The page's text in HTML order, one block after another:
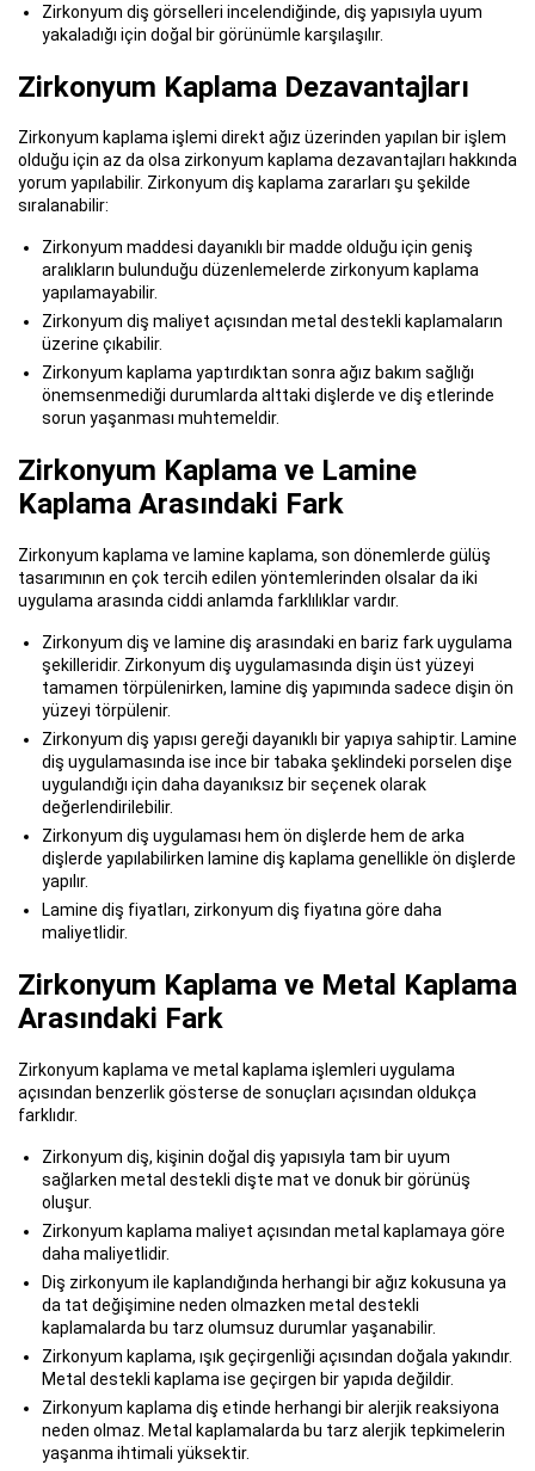
Zirkonyum diş görselleri incelendiğinde, diş yapısıyla uyum
yakaladığı için doğal bir görünümle karşılaşılır.
Zirkonyum Kaplama Dezavantajları
Zirkonyum kaplama işlemi direkt ağız üzerinden yapılan bir işlem
olduğu için az da olsa zirkonyum kaplama dezavantajları hakkında
yorum yapılabilir. Zirkonyum diş kaplama zararları şu şekilde
sıralanabilir:
Zirkonyum maddesi dayanıklı bir madde olduğu için geniş
aralıkların bulunduğu düzenlemelerde zirkonyum kaplama
yapılamayabilir.
Zirkonyum diş maliyet açısından metal destekli kaplamaların
üzerine çıkabilir.
Zirkonyum kaplama yaptırdıktan sonra ağız bakım sağlığı
önemsenmediği durumlarda alttaki dişlerde ve diş etlerinde
sorun yaşanması muhtemeldir.
Zirkonyum Kaplama ve Lamine
Kaplama Arasındaki Fark
Zirkonyum kaplama ve lamine kaplama, son dönemlerde gülüş
tasarımının en çok tercih edilen yöntemlerinden olsalar da iki
uygulama arasında ciddi anlamda farklılıklar vardır.
Zirkonyum diş ve lamine diş arasındaki en bariz fark uygulama
şekilleridir. Zirkonyum diş uygulamasında dişin üst yüzeyi
tamamen törpülenirken, lamine diş yapımında sadece dişin ön
yüzeyi törpülenir.
Zirkonyum diş yapısı gereği dayanıklı bir yapıya sahiptir. Lamine
diş uygulamasında ise ince bir tabaka şeklindeki porselen dişe
uygulandığı için daha dayanıksız bir seçenek olarak
değerlendirilebilir.
Zirkonyum diş uygulaması hem ön dişlerde hem de arka
dişlerde yapılabilirken lamine diş kaplama genellikle ön dişlerde
yapılır.
Lamine diş fiyatları, zirkonyum diş fiyatına göre daha
maliyetlidir.
Zirkonyum Kaplama ve Metal Kaplama
Arasındaki Fark
Zirkonyum kaplama ve metal kaplama işlemleri uygulama
açısından benzerlik gösterse de sonuçları açısından oldukça
farklıdır.
Zirkonyum diş, kişinin doğal diş yapısıyla tam bir uyum
sağlarken metal destekli dişte mat ve donuk bir görünüş
oluşur.
Zirkonyum kaplama maliyet açısından metal kaplamaya göre
daha maliyetlidir.
Diş zirkonyum ile kaplandığında herhangi bir ağız kokusuna ya
da tat değişimine neden olmazken metal destekli
kaplamalarda bu tarz olumsuz durumlar yaşanabilir.
Zirkonyum kaplama, ışık geçirgenliği açısından doğala yakındır.
Metal destekli kaplama ise geçirgen bir yapıda değildir.
Zirkonyum kaplama diş etinde herhangi bir alerjik reaksiyona
neden olmaz. Metal kaplamalarda bu tarz alerjik tepkimelerin
yaşanma ihtimali yüksektir.